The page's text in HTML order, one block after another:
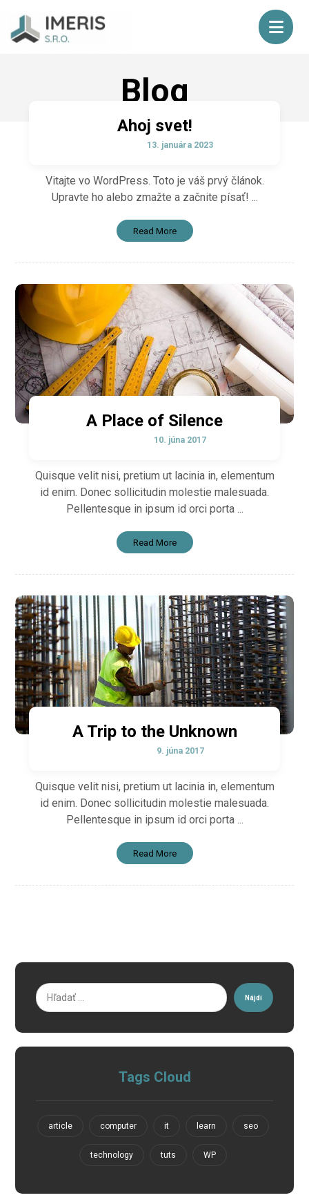
Blog
Ahoj svet!
13. januára 2023
Vitajte vo WordPress. Toto je váš prvý článok.
Upravte ho alebo zmažte a začnite písať! ...
Read More
A Place of Silence
10. júna 2017
Quisque velit nisi, pretium ut lacinia in, elementum
id enim. Donec sollicitudin molestie malesuada.
Pellentesque in ipsum id orci porta ...
Read More
A Trip to the Unknown
9. júna 2017
Quisque velit nisi, pretium ut lacinia in, elementum
id enim. Donec sollicitudin molestie malesuada.
Pellentesque in ipsum id orci porta ...
Read More
Nájdi
Tags Cloud
article computer it learn seo
technology tuts WP